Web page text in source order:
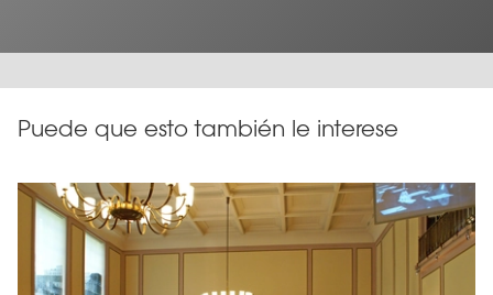
Puede que esto también le interese